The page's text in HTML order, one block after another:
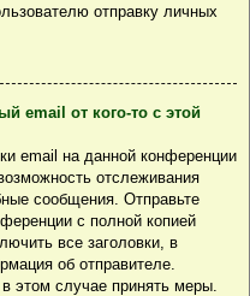
отправку личных
email от кого-то с этой
email на данной конференции
отслеживания
сообщения. Отправьте
с полной копией
все заголовки, в
об отправителе.
этом случае принять меры.